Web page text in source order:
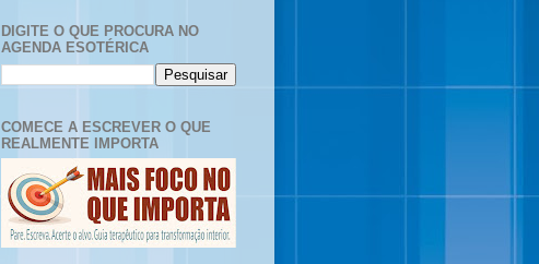
DIGITE O QUE PROCURA NO
AGENDA ESOTÉRICA
COMECE A ESCREVER O QUE
REALMENTE IMPORTA